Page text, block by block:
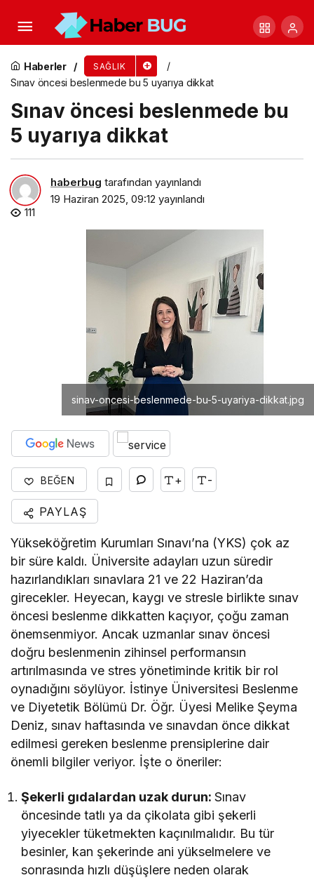
Haberler SAĞLIK
Sınav öncesi beslenmede bu 5 uyarıya dikkat
Sınav öncesi beslenmede bu
5 uyarıya dikkat
haberbug tarafından yayınlandı
19 Haziran 2025, 09:12 yayınlandı
111
sinav-oncesi-beslenmede-bu-5-uyariya-dikkat.jpg
BEĞEN + -
PAYLAŞ
Yükseköğretim Kurumları Sınavı’na (YKS) çok az
bir süre kaldı. Üniversite adayları uzun süredir
hazırlandıkları sınavlara 21 ve 22 Haziran’da
girecekler. Heyecan, kaygı ve stresle birlikte sınav
öncesi beslenme dikkatten kaçıyor, çoğu zaman
önemsenmiyor. Ancak uzmanlar sınav öncesi
doğru beslenmenin zihinsel performansın
artırılmasında ve stres yönetiminde kritik bir rol
oynadığını söylüyor. İstinye Üniversitesi Beslenme
ve Diyetetik Bölümü Dr. Öğr. Üyesi Melike Şeyma
Deniz, sınav haftasında ve sınavdan önce dikkat
edilmesi gereken beslenme prensiplerine dair
önemli bilgiler veriyor. İşte o öneriler:
Şekerli gıdalardan uzak durun:Sınav
öncesinde tatlı ya da çikolata gibi şekerli
yiyecekler tüketmekten kaçınılmalıdır. Bu tür
besinler, kan şekerinde ani yükselmelere ve
sonrasında hızlı düşüşlere neden olarak
Başarısızlık değil, gelişim için bir deneyim!